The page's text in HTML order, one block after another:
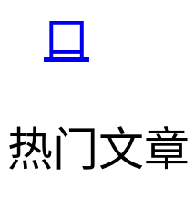
口
热门文章